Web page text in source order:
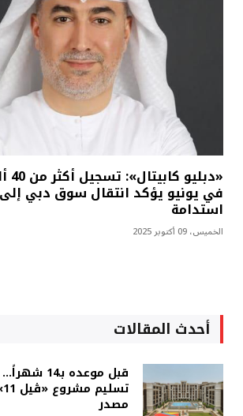
في يونيو يؤكد انتقال سوق دبي إلى
استدامة
الخميس، 09 أكتوبر 2025
أحدث المقالات
قبل موعده
مصدر